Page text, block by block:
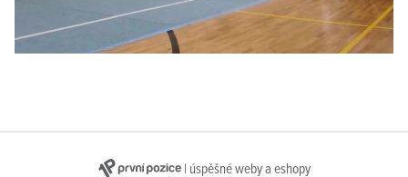
| úspěšné weby a eshopy